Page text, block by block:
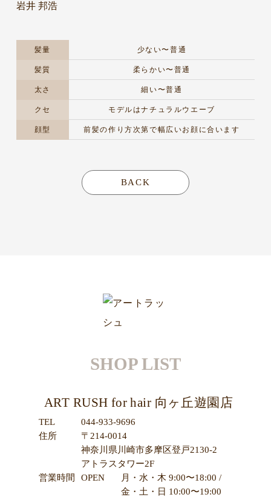
岩井 邦浩
髪量 少ない〜普通
髪質 柔らかい〜普通
太さ 細い〜普通
クセ モデルはナチュラルウエーブ
顔型 前髪の作り方次第で幅広いお顔に合います
BACK
SHOP LIST
ART RUSH for hair 向ヶ丘遊園店
TEL
044-933-9696
住所
〒214-0014
神奈川県川崎市多摩区登戸2130-2
アトラスタワー2F
営業時間
OPEN
月・水・木 9:00〜18:00 /
金・土・日 10:00〜19:00